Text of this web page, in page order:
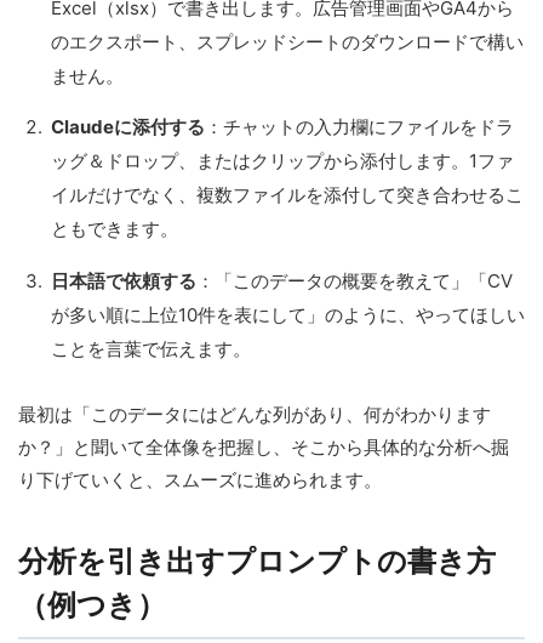
Excel（xlsx）で書き出します。広告管理画面やGA4から
のエクスポート、スプレッドシートのダウンロードで構い
ません。
Claudeに添付する ：チャットの入力欄にファイルをドラ
ッグ＆ドロップ、またはクリップから添付します。1ファ
イルだけでなく、複数ファイルを添付して突き合わせるこ
ともできます。
日本語で依頼する ：「このデータの概要を教えて」「CV
が多い順に上位10件を表にして」のように、やってほしい
ことを言葉で伝えます。
最初は「このデータにはどんな列があり、何がわかります
か？」と聞いて全体像を把握し、そこから具体的な分析へ掘
り下げていくと、スムーズに進められます。
分析を引き出すプロンプトの書き方
（例つき）